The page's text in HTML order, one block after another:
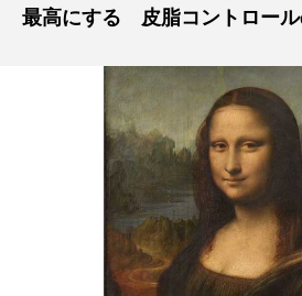
最高にする 皮脂コントロール